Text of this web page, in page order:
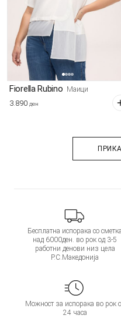
Fiorella Rubino Маици
3.890 ден
Бесплатна испорака со сметка
над 6000ден. во рок од 3-5
работни денови низ цела
Р.С.Македонија
Можност за испорака во рок
24 часа